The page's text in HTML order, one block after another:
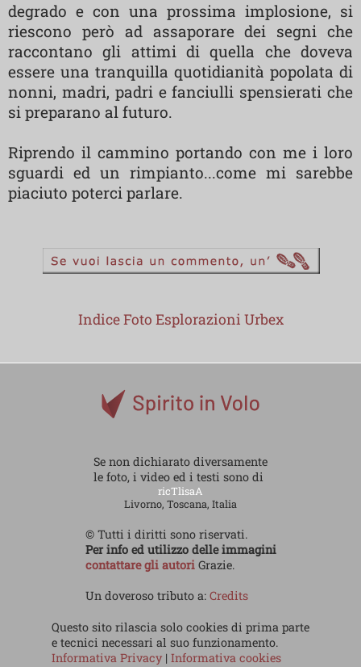
degrado e con una prossima implosione, si
riescono però ad assaporare dei segni che
raccontano gli attimi di quella che doveva
essere una tranquilla quotidianità popolata di
nonni, madri, padri e fanciulli spensierati che
si preparano al futuro.
Riprendo il cammino portando con me i loro
sguardi ed un rimpianto...come mi sarebbe
piaciuto poterci parlare.
Indice Foto Esplorazioni Urbex
Se non dichiarato diversamente
le foto, i video ed i testi sono di
ricTlisaA
Livorno, Toscana, Italia
© Tutti i diritti sono riservati.
Per info ed utilizzo delle immagini
contattare gli autoriGrazie.
Un doveroso tributo a: Credits
Questo sito rilascia solo cookies di prima parte
e tecnici necessari al suo funzionamento.
Informativa Privacy | Informativa cookies